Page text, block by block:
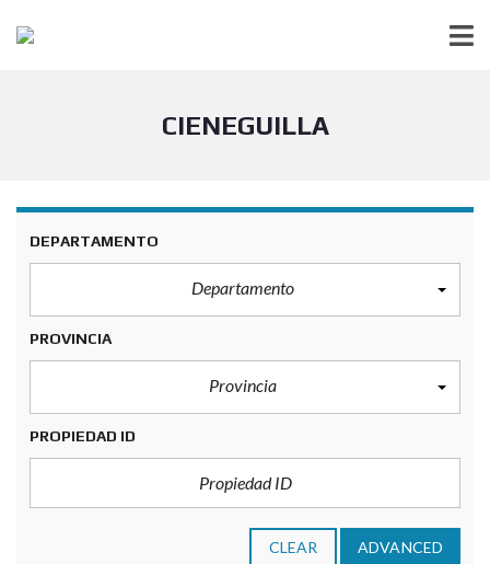
CIENEGUILLA
DEPARTAMENTO
Departamento
PROVINCIA
Provincia
PROPIEDAD ID
CLEAR ADVANCED